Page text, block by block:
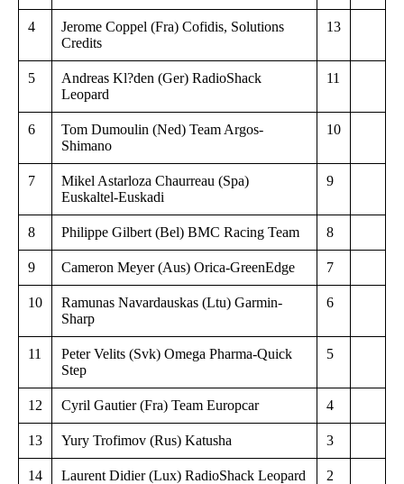
4
Jerome Coppel (Fra) Cofidis, Solutions
Credits
13
5
Andreas Kl?den (Ger) RadioShack
Leopard
11
6
Tom Dumoulin (Ned) Team Argos-
Shimano
10
7
Mikel Astarloza Chaurreau (Spa)
Euskaltel-Euskadi
9
8 Philippe Gilbert (Bel) BMC Racing Team 8
9 Cameron Meyer (Aus) Orica-GreenEdge 7
10
Ramunas Navardauskas (Ltu) Garmin-
Sharp
6
11
Peter Velits (Svk) Omega Pharma-Quick
Step
5
12 Cyril Gautier (Fra) Team Europcar 4
13 Yury Trofimov (Rus) Katusha 3
14 Laurent Didier (Lux) RadioShack Leopard 2